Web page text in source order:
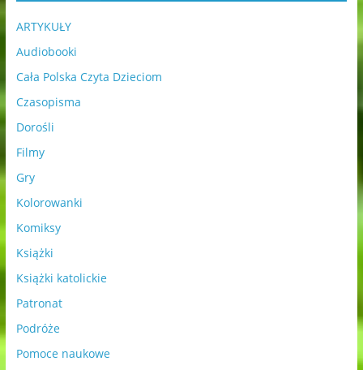
ARTYKUŁY
Audiobooki
Cała Polska Czyta Dzieciom
Czasopisma
Dorośli
Filmy
Gry
Kolorowanki
Komiksy
Książki
Książki katolickie
Patronat
Podróże
Pomoce naukowe